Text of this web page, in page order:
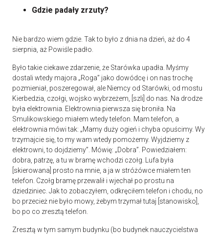
Gdzie padały zrzuty?
Nie bardzo wiem gdzie. Tak to było z dnia na dzień, aż do 4
sierpnia, aż Powiśle padło.
Było takie ciekawe zdarzenie, że Starówka upadła. Myśmy
dostali wtedy majora „Roga” jako dowódcę i on nas trochę
pozmieniał, poszeregował, ale Niemcy od Starówki, od mostu
Kierbedzia, czołgi, wojsko wybrzeżem, [szli] do nas. Na drodze
była elektrownia. Elektrownia pierwsza się broniła. Na
Smulikowskiego miałem wtedy telefon. Mam telefon, a
elektrownia mówi tak: „Mamy duży ogień i chyba opuścimy. Wy
trzymajcie się, to my wam wtedy pomożemy. Wyjdziemy z
elektrowni, to dojdziemy”. Mówię: „Dobra”. Powiedziałem:
dobra, patrzę, a tu w bramę wchodzi czołg. Lufa była
[skierowana] prosto na mnie, a ja w stróżówce miałem ten
telefon. Czołg bramę przewalił i wjechał po prostu na
dziedziniec. Jak to zobaczyłem, odkręciłem telefon i chodu, no
bo przecież nie było mowy, żebym trzymał tutaj [stanowisko],
bo po co zresztą telefon.
Zresztą w tym samym budynku (bo budynek nauczycielstwa